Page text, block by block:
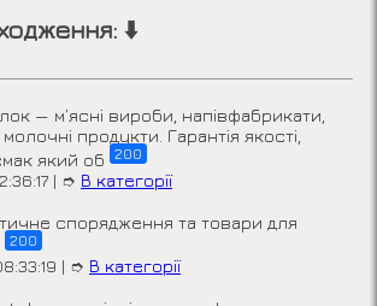
⬇️
— м’ясні вироби, напівфабрикати,
продукти. Гарантія якості,
який об
200
| ➮ В категорії
спорядження та товари для
200
| ➮ В категорії